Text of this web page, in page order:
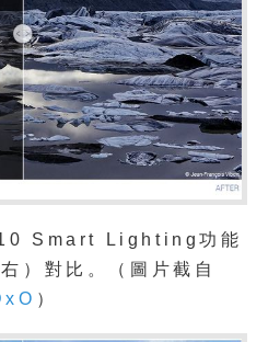
Smart Lighting功能
）對比。（圖片截自
）